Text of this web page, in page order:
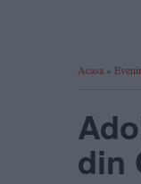
Acasa »
din